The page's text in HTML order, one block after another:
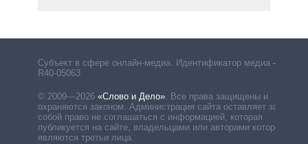
Субъект в сфере онлайн-медиа. Идентификатор медиа –
R40-05063
© 2009—2026 «Слово и Дело». Все права защищены и
охраняются законом. Администрация сайта оставляет за
собой право не соглашаться с информацией, которая
публикуется на сайте, владельцами или авторами которой
являются третьи лица.